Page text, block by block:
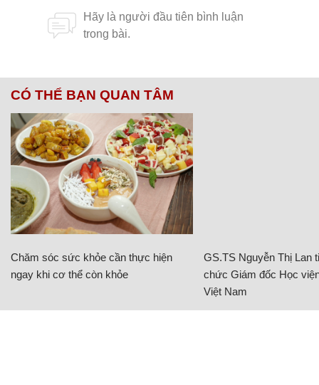
CÓ THỂ BẠN QUAN TÂM
Chăm sóc sức khỏe cần thực hiện
ngay khi cơ thể còn khỏe
GS.TS Nguyễn Thị Lan
chức Giám đốc Học
Việt Nam